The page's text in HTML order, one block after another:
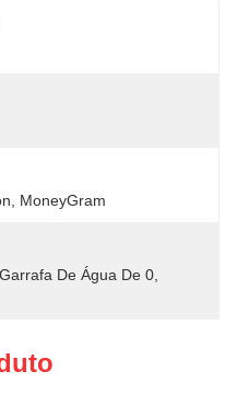
MoneyGram
De Água De 0